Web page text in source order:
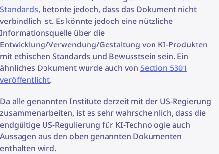
Standards, betonte jedoch, dass das Dokument nicht
verbindlich ist. Es könnte jedoch eine nützliche
Informationsquelle über die
Entwicklung/Verwendung/Gestaltung von KI-Produkten
mit ethischen Standards und Bewusstsein sein. Ein
ähnliches Dokument wurde auch von Section 5301
veröffentlicht.
Da alle genannten Institute derzeit mit der US-Regierung
zusammenarbeiten, ist es sehr wahrscheinlich, dass die
endgültige US-Regulierung für KI-Technologie auch
Aussagen aus den oben genannten Dokumenten
enthalten wird.